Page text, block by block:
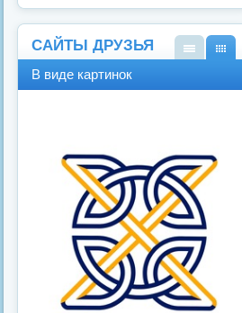
САЙТЫ ДРУЗЬЯ
В виде картинок